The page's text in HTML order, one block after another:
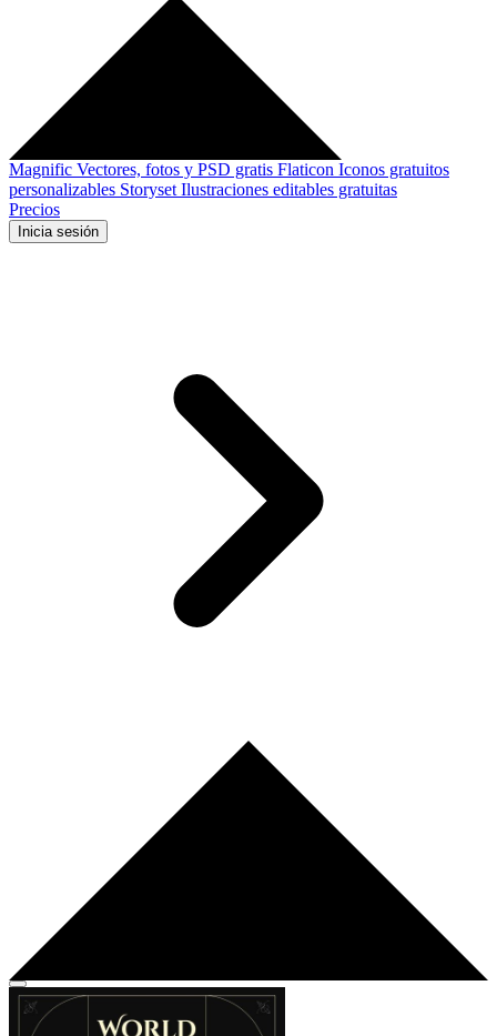
Magnific Vectores, fotos y PSD gratis Flaticon Iconos gratuitos
personalizables Storyset Ilustraciones editables gratuitas
Precios
Inicia sesión